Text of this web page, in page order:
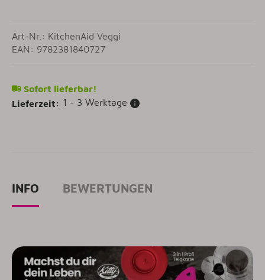
Art-Nr.: KitchenAid Veggi
EAN: 9782381840727
Sofort lieferbar!
Lieferzeit: 1 - 3 Werktage
INFO BEWERTUNGEN